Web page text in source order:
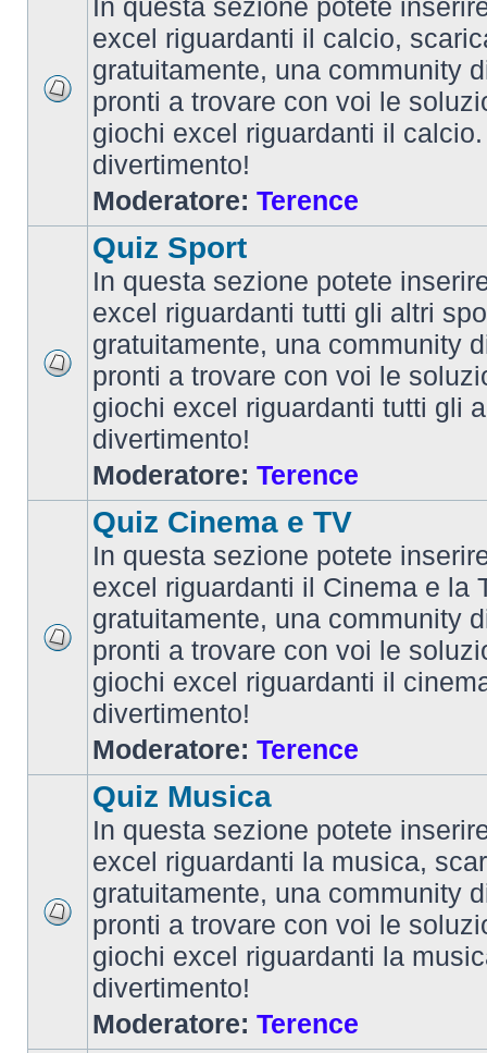
In questa sezione potete
excel riguardanti il calcio,
gratuitamente, una community
pronti a trovare con voi le
giochi excel riguardanti il
divertimento!
Moderatore: Terence
Quiz Sport
In questa sezione potete
excel riguardanti tutti gli altri
gratuitamente, una community
pronti a trovare con voi le
giochi excel riguardanti tutti gli
divertimento!
Moderatore: Terence
Quiz Cinema e TV
In questa sezione potete
excel riguardanti il Cinema e la
gratuitamente, una community
pronti a trovare con voi le
giochi excel riguardanti il
divertimento!
Moderatore: Terence
Quiz Musica
In questa sezione potete
excel riguardanti la musica,
gratuitamente, una community
pronti a trovare con voi le
giochi excel riguardanti la
divertimento!
Moderatore: Terence